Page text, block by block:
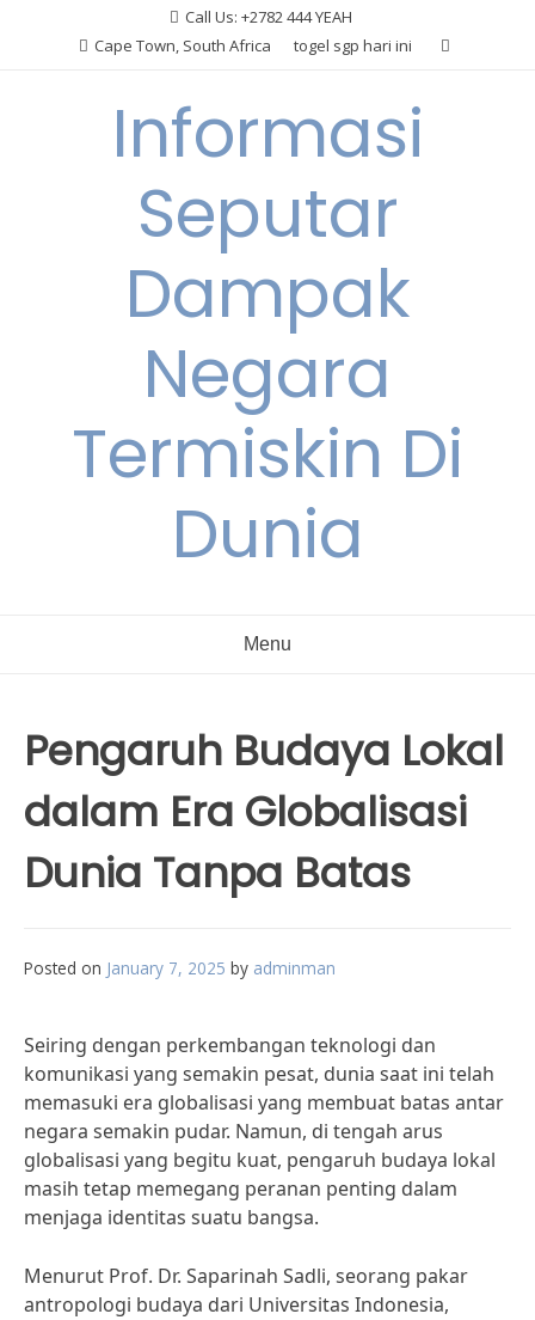
Call Us: +2782 444 YEAH
Cape Town, South Africa
togel sgp hari ini
Informasi
Seputar
Dampak
Negara
Termiskin Di
Dunia
Menu
Pengaruh Budaya Lokal
dalam Era Globalisasi
Dunia Tanpa Batas
Posted on January 7, 2025 by adminman
Seiring dengan perkembangan teknologi dan
komunikasi yang semakin pesat, dunia saat ini telah
memasuki era globalisasi yang membuat batas antar
negara semakin pudar. Namun, di tengah arus
globalisasi yang begitu kuat, pengaruh budaya lokal
masih tetap memegang peranan penting dalam
menjaga identitas suatu bangsa.
Menurut Prof. Dr. Saparinah Sadli, seorang pakar
antropologi budaya dari Universitas Indonesia,